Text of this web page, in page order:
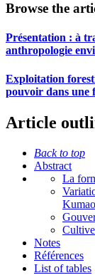
Browse the
Présentation : à
anthropologie
Exploitation
pouvoir dans une
Article
Back to top
Abstract
La
Notes
Références
List of tables